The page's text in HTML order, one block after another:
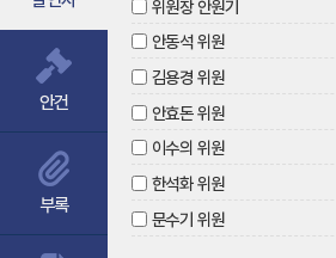
위원장 안원기
안동석 위원
김용경 위원
안효돈 위원
이수의 위원
한석화 위원
문수기 위원
안건
부록